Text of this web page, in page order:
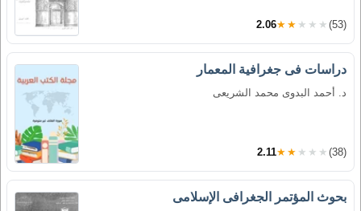
2.06★★★★★ (53)
دراسات فى جغرافية المعمار
د. أحمد البدوى محمد الشريعى
2.11★★★★★ (38)
بحوث المؤتمر الجغرافى الإسلامى